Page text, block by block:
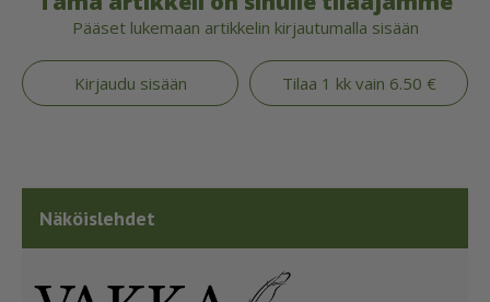
Pääset lukemaan artikkelin kirjautumalla sisään
Kirjaudu sisään Tilaa 1 kk vain 6.50 €
Näköislehdet